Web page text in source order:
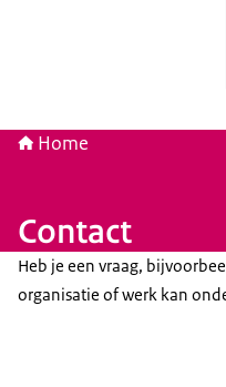
Home
Contact
Heb je een vraag,
organisatie of werk kan